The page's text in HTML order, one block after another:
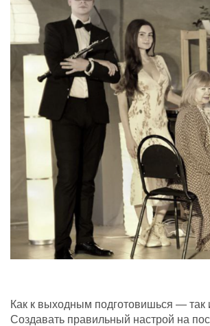
Как к выходным подготовишься — так
Создавать правильный настрой на